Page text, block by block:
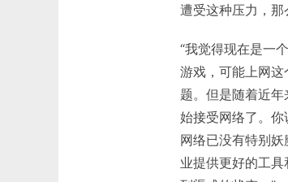
遭受这种压力，
“我觉得现在是一
游戏，可能上网这
题。但是随着近
始接受网络了。
网络已没有特别
业提供更好的工